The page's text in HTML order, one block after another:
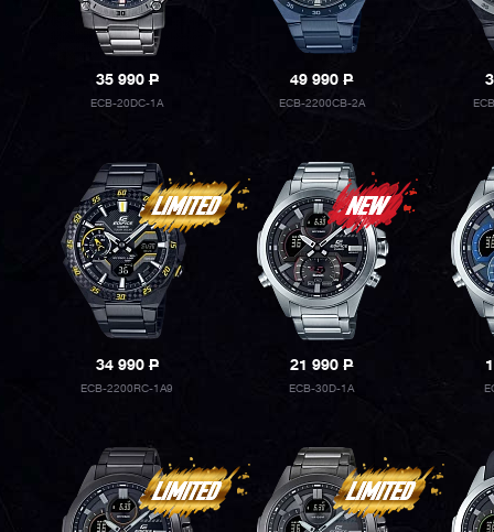
35 990P
ECB-20DC-1A
49 990P
ECB-2200CB-2A
34 990P
ECB-2200RC-1A9
21 990P
ECB-30D-1A